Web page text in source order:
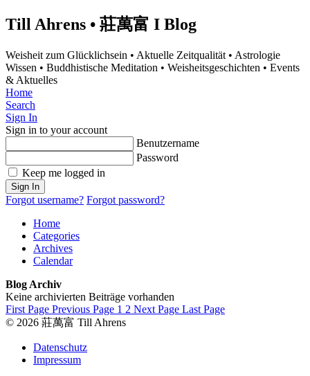
Till Ahrens • 莊萬富 I Blog
Weisheit zum Glücklichsein • Aktuelle Zeitqualität • Astrologie
Wissen • Buddhistische Meditation • Weisheitsgeschichten • Events
& Aktuelles
Home
Search
Sign In
Sign in to your account
Benutzername
Password
Keep me logged in
Sign In
Forgot username? Forgot password?
Home
Categories
Archives
Calendar
Blog Archiv
Keine archivierten Beiträge vorhanden
First Page Previous Page 1 2 Next Page Last Page
© 2026 莊萬富 Till Ahrens
Datenschutz
Impressum